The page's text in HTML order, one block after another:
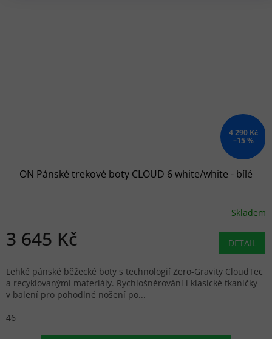
4 290 Kč
–15 %
ON Pánské trekové boty CLOUD 6 white/white - bílé
Skladem
3 645 Kč DETAIL
Lehké pánské běžecké boty s technologií Zero-Gravity CloudTec
a recyklovanými materiály. Rychlošněrování i klasické tkaničky
v balení pro pohodlné nošení po...
46